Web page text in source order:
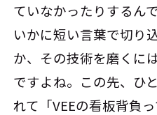
ていなかったりするん
いかに短い言葉で切り
か、その技術を磨くに
ですよね。この先、ひ
れて「VEEの看板背負